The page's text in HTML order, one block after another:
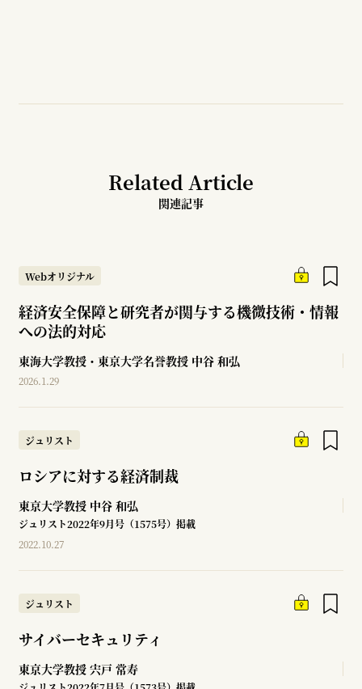
Related Article
関連記事
Webオリジナル
経済安全保障と研究者が関与する機微技術・情報
への法的対応
東海大学教授・東京大学名誉教授 中谷 和弘
2026.1.29
ジュリスト
ロシアに対する経済制裁
東京大学教授 中谷 和弘
ジュリスト2022年9月号（1575号）掲載
2022.10.27
ジュリスト
サイバーセキュリティ
東京大学教授 宍戸 常寿